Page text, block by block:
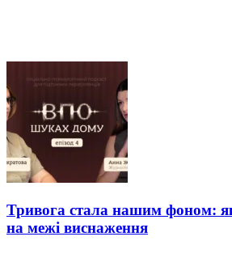
Тривога стала нашим фоном:
на межі виснаження